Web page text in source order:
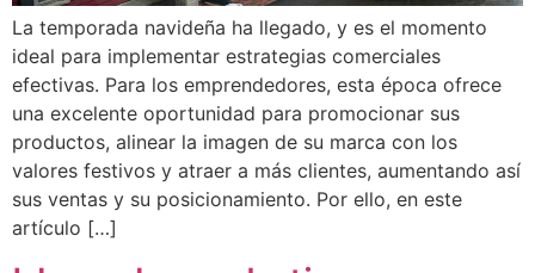
La temporada navideña ha llegado, y es el momento
ideal para implementar estrategias comerciales
efectivas. Para los emprendedores, esta época ofrece
una excelente oportunidad para promocionar sus
productos, alinear la imagen de su marca con los
valores festivos y atraer a más clientes, aumentando así
sus ventas y su posicionamiento. Por ello, en este
artículo […]